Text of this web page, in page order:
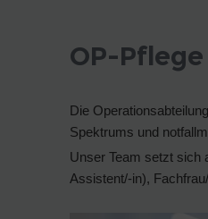
OP-Pflege
Die
Spektrums und
Unser Team setzt sich
Assistent/-in),